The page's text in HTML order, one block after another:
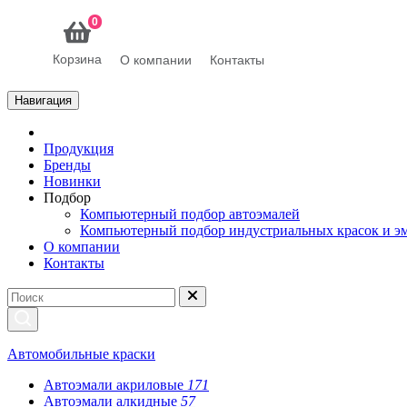
0
Корзина О компании Контакты
Навигация
Продукция
Бренды
Новинки
Подбор
Компьютерный подбор автоэмалей
Компьютерный подбор индустриальных красок и
О компании
Контакты
Автомобильные краски
Автоэмали акриловые 171
Автоэмали алкидные 57